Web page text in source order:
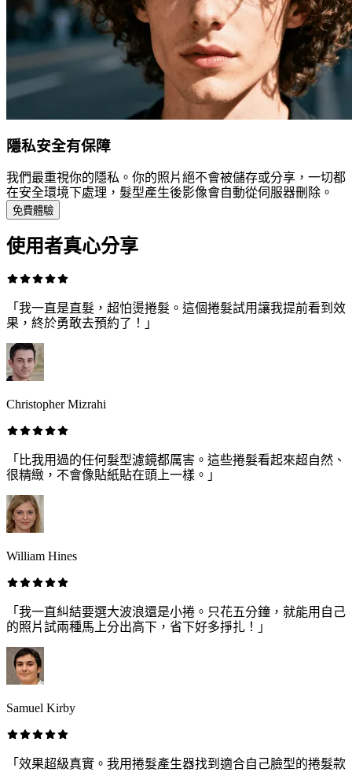
隱私安全有保障
我們最重視你的隱私。你的照片絕不會被儲存或分享，一切都
在安全環境下處理，髮型產生後影像會自動從伺服器刪除。
免費體驗
使用者真心分享
「我一直是直髮，超怕燙捲髮。這個捲髮試用讓我提前看到效
果，終於勇敢去預約了！」
Christopher Mizrahi
「比我用過的任何髮型濾鏡都厲害。這些捲髮看起來超自然、
很精緻，不會像貼紙貼在頭上一樣。」
William Hines
「我一直糾結要選大波浪還是小捲。只花五分鐘，就能用自己
的照片試兩種馬上分出高下，省下好多掙扎！」
Samuel Kirby
「效果超級真實。我用捲髮產生器找到適合自己臉型的捲髮款